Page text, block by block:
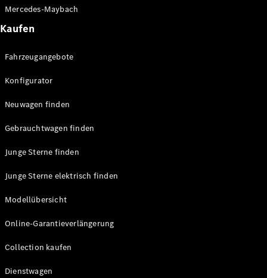
Classic
Übersicht
Fahren &
Assistenzsysteme
Fortschrittliche
Mercedes-Maybach
Kaufen
Fahrzeugangebote
Konfigurator
Neuwagen finden
Gebrauchtwagen finden
Junge Sterne finden
Junge Sterne elektrisch finden
Modellübersicht
Online-Garantieverlängerung
Collection kaufen
Dienstwagen